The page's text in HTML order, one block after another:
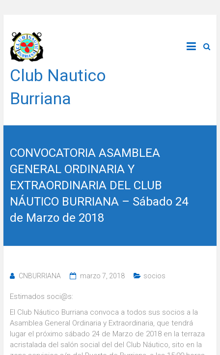
contenido
Club Nautico
Burriana
CONVOCATORIA ASAMBLEA
GENERAL ORDINARIA Y
EXTRAORDINARIA DEL CLUB
NÁUTICO BURRIANA – Sábado 24
de Marzo de 2018
CNBURRIANA marzo 7, 2018 socios
Estimados soci@s:
El Club Náutico Burriana convoca a todos sus socios a la
Asamblea General Ordinaria y Extraordinaria, que tendrá
lugar el próximo sábado 24 de Marzo de 2018 en la terraza
acristalada del salón social del del Club Náutico, sito en la